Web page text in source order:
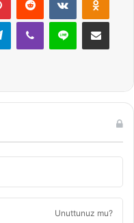
TelegramViber Line E-Posta ile
Unuttunuz mu?